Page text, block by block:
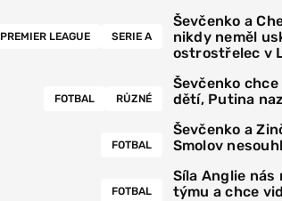
PREMIER LEAGUE SERIE A
Ševčenko a
nikdy neměl
ostrostřelec v
FOTBAL RŮZNÉ
Ševčenko
dětí, Putina
FOTBAL
Ševčenko a
Smolov
FOTBAL
Síla Anglie nás
týmu a chce